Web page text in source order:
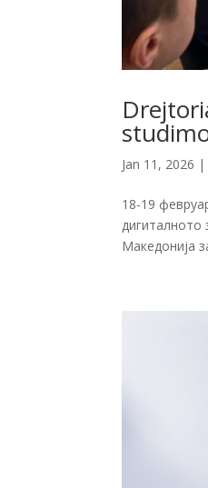
Jan 11, 2026 |
18-19
дигиталното
Македонија